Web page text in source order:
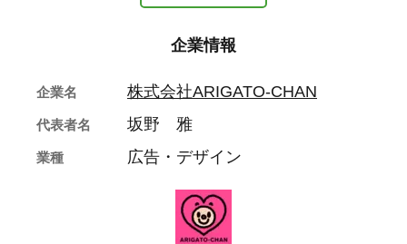
企業情報
企業名 株式会社ARIGATO-CHAN
代表者名 坂野 雅
業種 広告・デザイン